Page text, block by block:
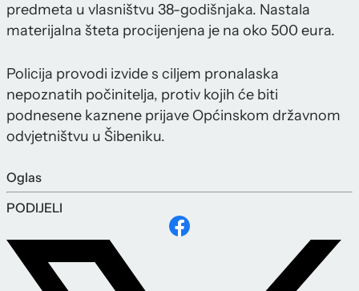
predmeta u vlasništvu 38-godišnjaka. Nastala
materijalna šteta procijenjena je na oko 500 eura.
Policija provodi izvide s ciljem pronalaska
nepoznatih počinitelja, protiv kojih će biti
podnesene kaznene prijave Općinskom državnom
odvjetništvu u Šibeniku.
Oglas
PODIJELI